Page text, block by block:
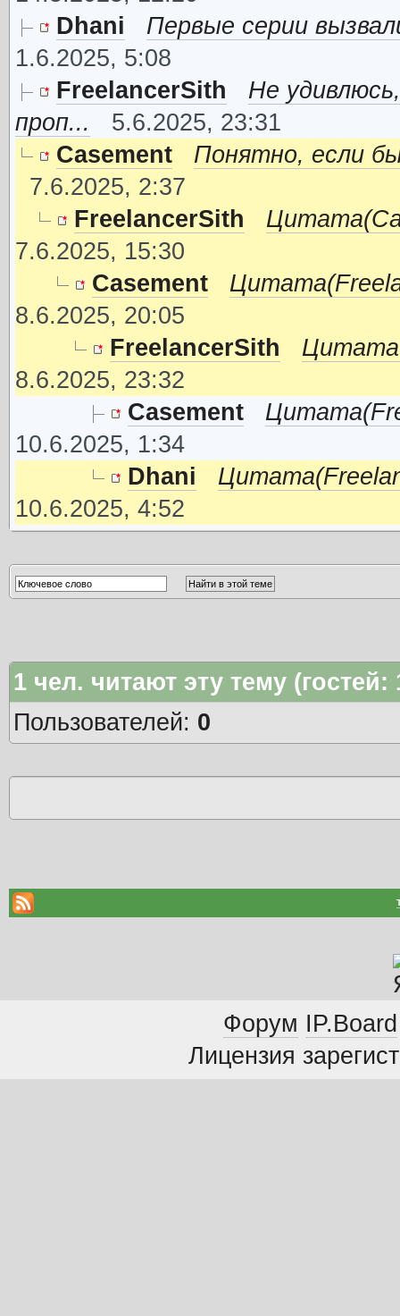
Dhani
Первые серии
1.6.2025, 5:08
FreelancerSith
Не
проп...
5.6.2025, 23:31
Casement
Понятно, если
7.6.2025, 2:37
FreelancerSith
7.6.2025, 15:30
Casement
8.6.2025, 20:05
FreelancerSith
8.6.2025, 23:32
Casement
10.6.2025, 1:34
Dhani
10.6.2025, 4:52
1чел. читают эту тему
Пользователей: 0
Форум IP.Board
Лицензия